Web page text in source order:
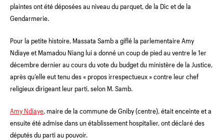
plaintes ont été déposées au niveau du parquet, de la Dic et de la
Gendarmerie.
Pour la petite histoire, Massata Samb a giflé la parlementaire Amy
Ndiaye et Mamadou Niang lui a donné un coup de pied au ventre le 1er
décembre dernier au cours du vote du budget du ministère de la Justice,
après qu’elle eut tenu des « propos irrespectueux » contre leur chef
religieux dirigeant leur parti, selon M. Samb.
Amy Ndiaye, maire de la commune de Gniby (centre), était enceinte et a
ensuite été admise dans un établissement hospitalier, ont déclaré des
députés du parti au pouvoir.